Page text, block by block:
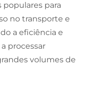
populares para
no transporte e
a eficiência e
processar
volumes de